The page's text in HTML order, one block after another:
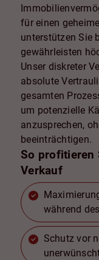
für einen
unterstützen Sie
gewährleisten
Unser diskreter
absolute
gesamten
um potenzielle
anzusprechen,
beeinträchtigen.
So profitieren
Verkauf
während
Schutz vor